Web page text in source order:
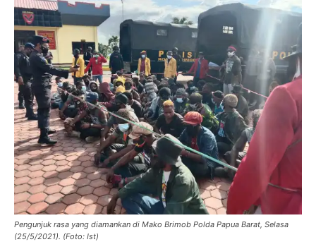
Pengunjuk rasa yang diamankan di Mako Brimob Polda Papua Barat, Selasa
(25/5/2021). (Foto: Ist)